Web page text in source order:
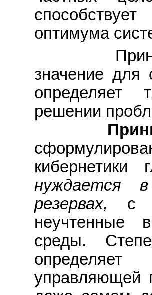
оптимума
Принцип
значение для
определяет
решении
Принцип
кибернетики
нуждается
резервах, с
неучтенные
среды.
управляющей